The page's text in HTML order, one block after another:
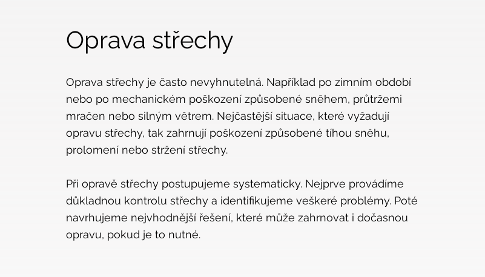
Oprava střechy
Oprava střechy je často nevyhnutelná. Například po zimním období
nebo po mechanickém poškození způsobené sněhem, průtržemi
mračen nebo silným větrem. Nejčastější situace, které vyžadují
opravu střechy, tak zahrnují poškození způsobené tíhou sněhu,
prolomení nebo stržení střechy.
Při opravě střechy postupujeme systematicky. Nejprve provádíme
důkladnou kontrolu střechy a identifikujeme veškeré problémy. Poté
navrhujeme nejvhodnější řešení, které může zahrnovat i dočasnou
opravu, pokud je to nutné.